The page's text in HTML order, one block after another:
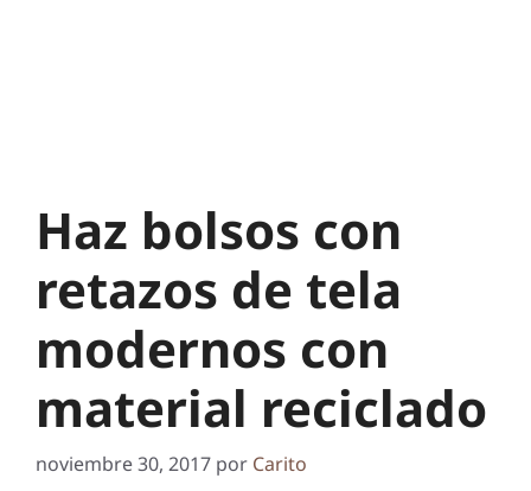
Haz bolsos con
retazos de tela
modernos con
material reciclado
noviembre 30, 2017 por Carito